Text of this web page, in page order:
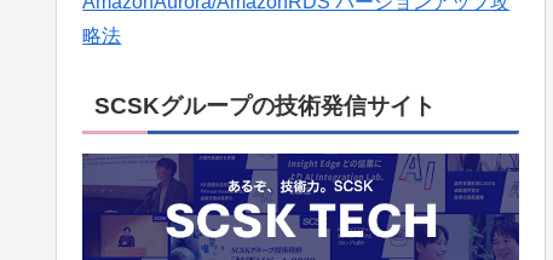
略法
SCSKグループの技術発信サイト